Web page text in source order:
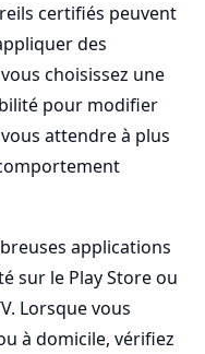
certifiés peuvent
des
choisissez une
pour modifier
attendre à plus
applications
sur le Play Store ou
Lorsque vous
à domicile, vérifiez